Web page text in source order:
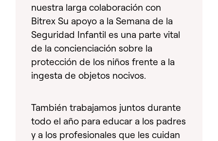
nuestra larga colaboración con
Bitrex Su apoyo a la Semana de la
Seguridad Infantil es una parte vital
de la concienciación sobre la
protección de los niños frente a la
ingesta de objetos nocivos.
También trabajamos juntos durante
todo el año para educar a los padres
y a los profesionales que les cuidan